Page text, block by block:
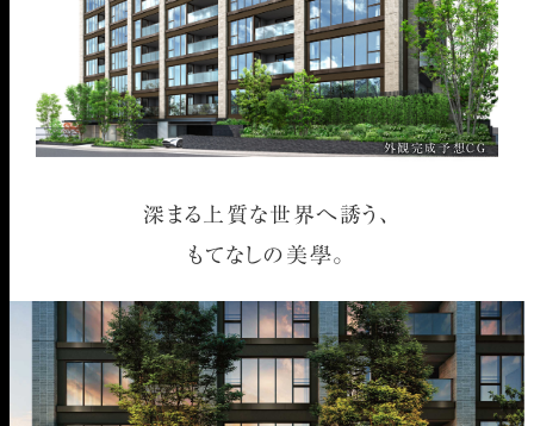
外観完成予想CG
深まる上質な世界へ誘う、
もてなしの美學。